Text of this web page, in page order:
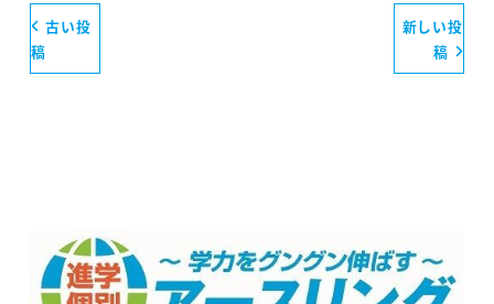
古い投
稿
新しい投
稿